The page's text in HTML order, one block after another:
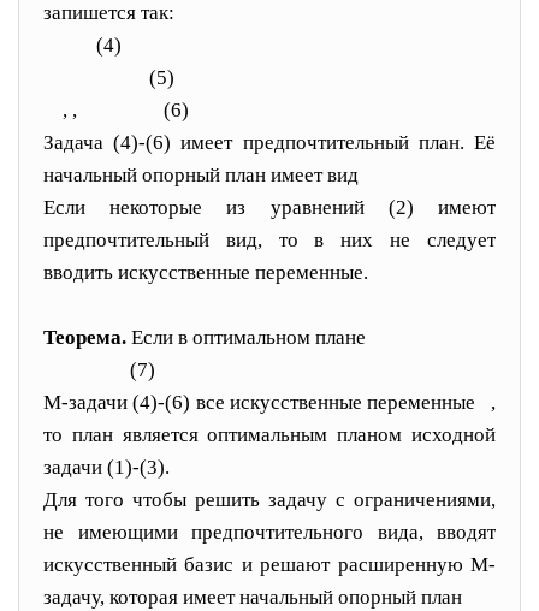
запишется так:
(4)
(5)
, ,
(6)
Задача (4)-(6) имеет предпочтительный план. Её
начальный опорный план имеет вид
Если некоторые из уравнений (2) имеют
предпочтительный вид, то в них не следует
вводить искусственные переменные.
Теорема. Если в оптимальном плане
(7)
М-задачи (4)-(6) все искусственные переменные
,
то план является оптимальным планом исходной
задачи (1)-(3).
Для того чтобы решить задачу с ограничениями,
не имеющими предпочтительного вида, вводят
искусственный базис и решают расширенную М-
задачу, которая имеет начальный опорный план